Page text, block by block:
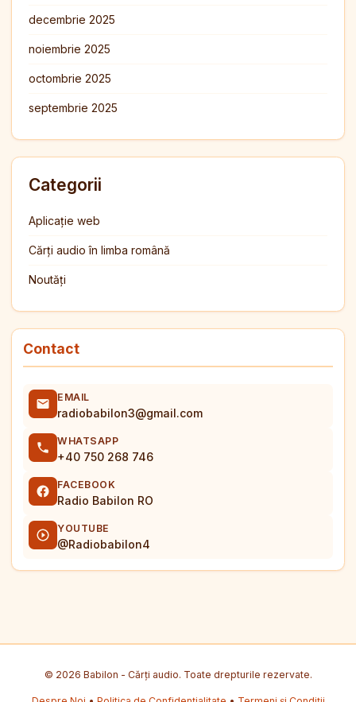
decembrie 2025
noiembrie 2025
octombrie 2025
septembrie 2025
Categorii
Aplicație web
Cărți audio în limba română
Noutăți
Contact
EMAIL
radiobabilon3@gmail.com
WHATSAPP
+40 750 268 746
FACEBOOK
Radio Babilon RO
YOUTUBE
@Radiobabilon4
© 2026 Babilon - Cărți audio. Toate drepturile rezervate.